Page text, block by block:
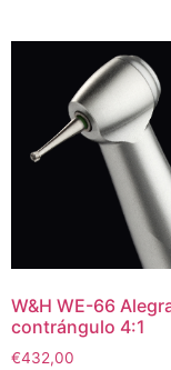
W&H WE-66
contrángulo 4:1
€432,00